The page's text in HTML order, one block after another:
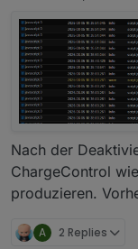
Nach der
ChargeControl
produzieren.
A 2 Replies